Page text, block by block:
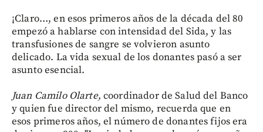
¡Claro…, en esos primeros años de la década del 80
empezó a hablarse con intensidad del Sida, y las
transfusiones de sangre se volvieron asunto
delicado. La vida sexual de los donantes pasó a ser
asunto esencial.
Juan Camilo Olarte, coordinador de Salud del Banco
y quien fue director del mismo, recuerda que en
esos primeros años, el número de donantes fijos era